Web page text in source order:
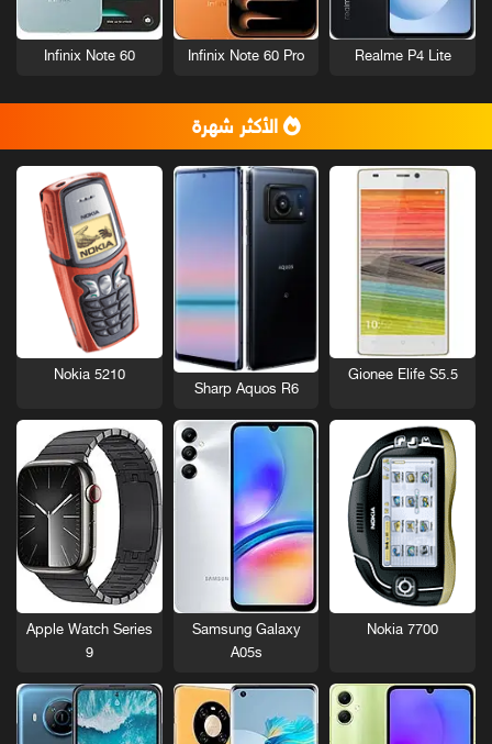
Realme P4 Lite
Infinix Note 60 Pro
Infinix Note 60
الأكثر شهرة
Gionee Elife S5.5
Sharp Aquos R6
Nokia 5210
Nokia 7700
Samsung Galaxy
A05s
Apple Watch Series
9